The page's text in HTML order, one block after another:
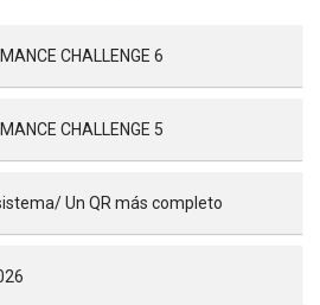
CHALLENGE 6
CHALLENGE 5
Un QR más completo